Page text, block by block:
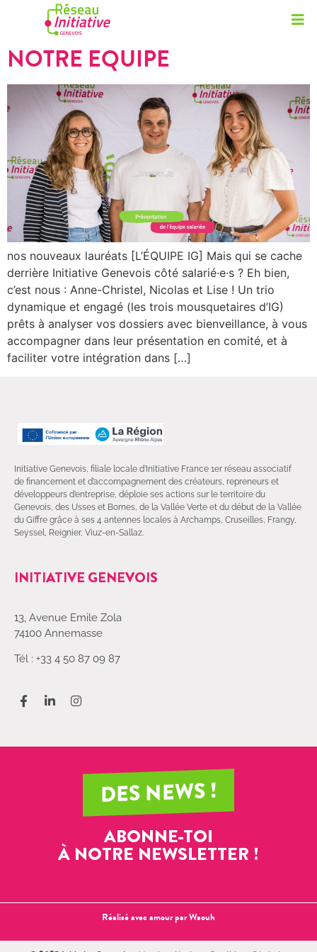
NOTRE EQUIPE
nos nouveaux lauréats [L’ÉQUIPE IG] Mais qui se cache
derrière Initiative Genevois côté salarié·e·s ? Eh bien,
c’est nous : Anne-Christel, Nicolas et Lise ! Un trio
dynamique et engagé (les trois mousquetaires d’IG)
prêts à analyser vos dossiers avec bienveillance, à vous
accompagner dans leur présentation en comité, et à
faciliter votre intégration dans […]
Initiative Genevois, filiale locale d’Initiative France 1er réseau associatif
de financement et d’accompagnement des créateurs, repreneurs et
développeurs d’entreprise, déploie ses actions sur le territoire du
Genevois, des Usses et Bornes, de la Vallée Verte et du début de la Vallée
du Giffre grâce à ses 4 antennes locales à Archamps, Cruseilles, Frangy,
Seyssel, Reignier, Viuz-en-Sallaz.
INITIATIVE GENEVOIS
13, Avenue Emile Zola
74100 Annemasse
Tél : +33 4 50 87 09 87
DES NEWS !
ABONNE-TOI
À NOTRE NEWSLETTER !
Réalisé avec amour parWaouh